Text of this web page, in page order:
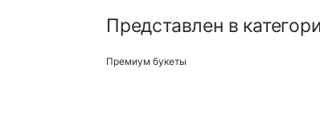
Представлен в
Премиум букеты